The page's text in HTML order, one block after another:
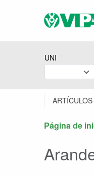
UNI
ARTÍCULOS
Página de